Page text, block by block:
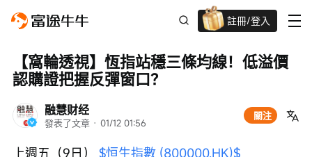
註冊/登入
迎新驚喜賞 股票/BTC等任你揀!
融慧财经
發表了文章 · 01/12 01:56
關注
【窩輪透視】恆指站穩三條均線！低溢價
認購證把握反彈窗口？
上週五（9日） $恒生指數 (800000.HK)$